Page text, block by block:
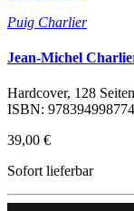
Puig Charlier
Jean-Michel
Hardcover, 128
ISBN:
39,00 €
Sofort lieferbar